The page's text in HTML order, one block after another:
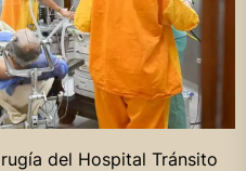
del Hospital Tránsito